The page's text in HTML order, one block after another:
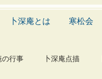
卜深庵とは 寒松会
の行事 卜深庵点描